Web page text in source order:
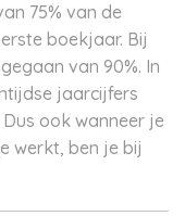
75% van de
boekjaar. Bij
van 90%. In
jaarcijfers
ook wanneer je
werkt, ben je bij